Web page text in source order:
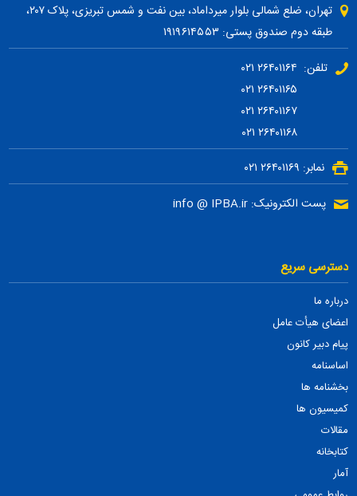
تهران، ضلع شمالی بلوار میرداماد، بین نفت و شمس تبریزی، پلاک ۲۰۷،
طبقه دوم صندوق پستی: ۱۹۱۹۶۱۴۵۵۳
تلفن: ۲۶۴۰۱۱۶۴ ۰۲۱
۲۶۴۰۱۱۶۷ ۰۲۱
۲۶۴۰۱۱۶۸ ۰۲۱
نمابر: ۲۶۴۰۱۱۶۹ ۰۲۱
پست الکترونیک: info @ IPBA.ir
دسترسی سریع
درباره ما
اعضای هیأت عامل
پیام دبیر کانون
اساسنامه
بخشنامه ها
کمیسیون ها
مقالات
کتابخانه
آمار